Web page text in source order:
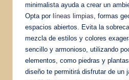
minimalista ayuda a crear un
Opta por líneas limpias , formas
espacios abiertos. Evita la
mezcla de estilos y colores
sencillo y armonioso, utilizando
elementos, como piedras y
diseño te permitirá disfrutar de un